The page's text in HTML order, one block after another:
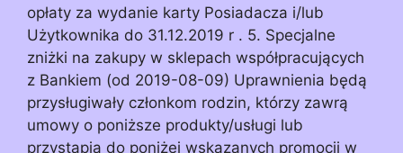
opłaty za wydanie karty Posiadacza i/lub
Użytkownika do 31.12.2019 r . 5. Specjalne
zniżki na zakupy w sklepach współpracujących
z Bankiem (od 2019-08-09) Uprawnienia będą
przysługiwały członkom rodzin, którzy zawrą
umowy o poniższe produkty/usługi lub
przystąpią do poniżej wskazanych promocji w